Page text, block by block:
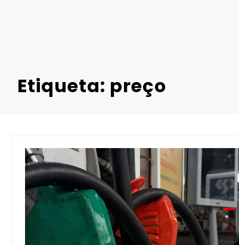
Etiqueta: preço